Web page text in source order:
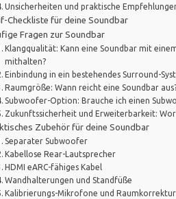
Unsicherheiten und praktische
Checkliste für deine Soundbar
Fragen zur Soundbar
Klangqualität: Kann eine Soundbar mit
mithalten?
Einbindung in ein bestehendes Surround-
Raumgröße: Wann reicht eine Soundbar
Subwoofer-Option: Brauche ich einen
Zukunftssicherheit und Erweiterbarkeit:
Zubehör für deine Soundbar
Separater Subwoofer
Kabellose Rear-Lautsprecher
HDMI eARC-fähiges Kabel
Wandhalterungen und Standfüße
Kalibrierungs-Mikrofone und Raumkorrektur